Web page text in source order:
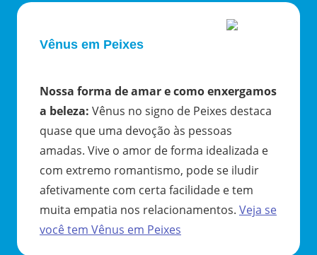
Vênus em Peixes
Nossa forma de amar e como enxergamos
a beleza: Vênus no signo de Peixes destaca
quase que uma devoção às pessoas
amadas. Vive o amor de forma idealizada e
com extremo romantismo, pode se iludir
afetivamente com certa facilidade e tem
muita empatia nos relacionamentos. Veja se
você tem Vênus em Peixes